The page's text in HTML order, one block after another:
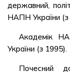
державний,
НАПН України (з
Академік
України (з 1995).
Почесний